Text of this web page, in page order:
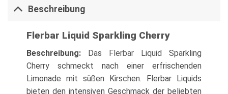
Beschreibung
Flerbar Liquid Sparkling Cherry
Beschreibung: Das Flerbar Liquid Sparkling
Cherry schmeckt nach einer erfrischenden
Limonade mit süßen Kirschen. Flerbar Liquids
bieten den intensiven Geschmack der beliebten